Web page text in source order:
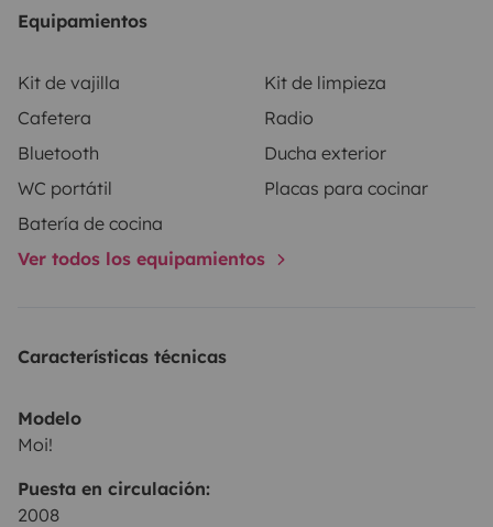
Equipamientos
Kit de vajilla
Kit de limpieza
Cafetera
Radio
Bluetooth
Ducha exterior
WC portátil
Placas para cocinar
Batería de cocina
Ver todos los equipamientos
Características técnicas
Modelo
Moi!
Puesta en circulación:
2008